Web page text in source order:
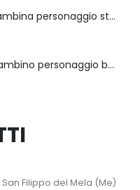
Set 5 pezzi asilo bambina personaggio stitch angel
Set 4 pezzi asilo bambino personaggio batman
Filippo del Mela (Me)